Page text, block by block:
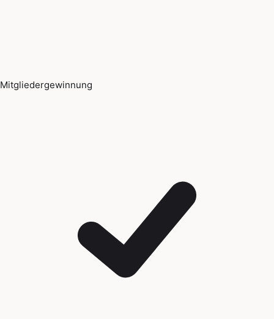
Mitgliedergewinnung